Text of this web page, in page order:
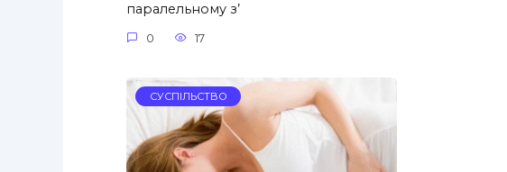
паралельному з’
0 17
СУСПІЛЬСТВО